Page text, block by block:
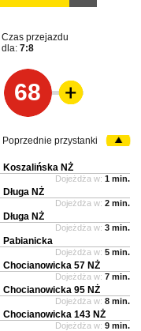
Czas przejazdu
dla: 7:8
68
Poprzednie przystanki
Koszalińska NŻ
Dojeżdża w: 1 min.
Długa NŻ
Dojeżdża w: 2 min.
Długa NŻ
Dojeżdża w: 3 min.
Pabianicka
Dojeżdża w: 5 min.
Chocianowicka 57 NŻ
Dojeżdża w: 7 min.
Chocianowicka 95 NŻ
Dojeżdża w: 8 min.
Chocianowicka 143 NŻ
Dojeżdża w: 9 min.